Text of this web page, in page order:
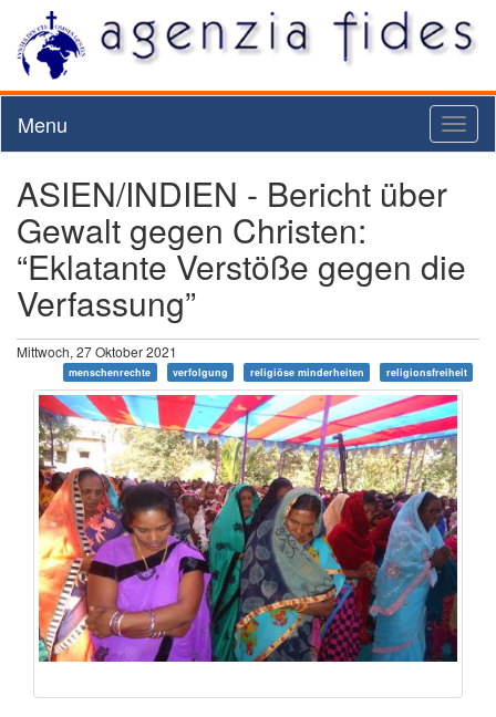
Menu
ASIEN/INDIEN - Bericht über
Gewalt gegen Christen:
“Eklatante Verstöße gegen die
Verfassung”
Mittwoch, 27 Oktober 2021
menschenrechte verfolgung religiöse minderheiten religionsfreiheit